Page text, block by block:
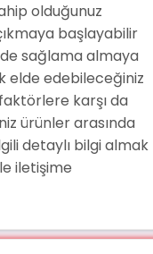
olduğunuz
başlayabilir
sağlama almaya
elde edebileceğiniz
karşı da
ürünler arasında
detaylı bilgi almak
iletişime